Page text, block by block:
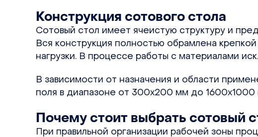
Конструкция сотового стола
Сотовый стол имеет ячеистую структуру и
Вся конструкция полностью обрамлена
нагрузки. В процессе работы с материалами
В зависимости от назначения и области
поля в диапазоне от 300х200 мм до 1600х1000
Почему стоит выбрать сотовый
При правильной организации рабочей зоны